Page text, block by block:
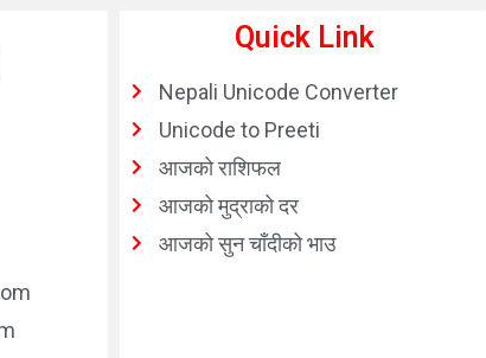
Quick Link
Nepali Unicode Converter
Unicode to Preeti
आजको राशिफल
आजको मुद्राको दर
आजको सुन चाँदीको भाउ